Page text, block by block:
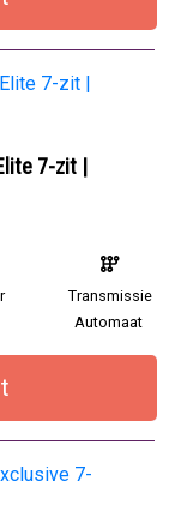
7-zit |
Transmissie
Automaat